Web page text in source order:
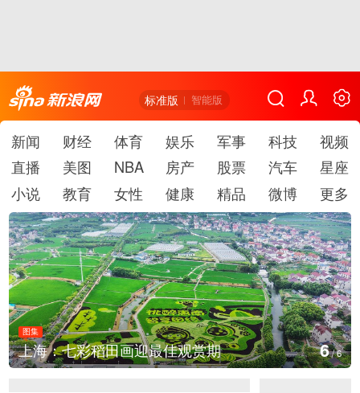
标准版 智能版
新闻 财经 体育 娱乐 军事 科技
视频
直播
美图 NBA 房产 股票 汽车
星座
小说
教育 女性 健康 精品 微博 更多
图集
上海：七彩稻田画迎最佳观赏期 6/6